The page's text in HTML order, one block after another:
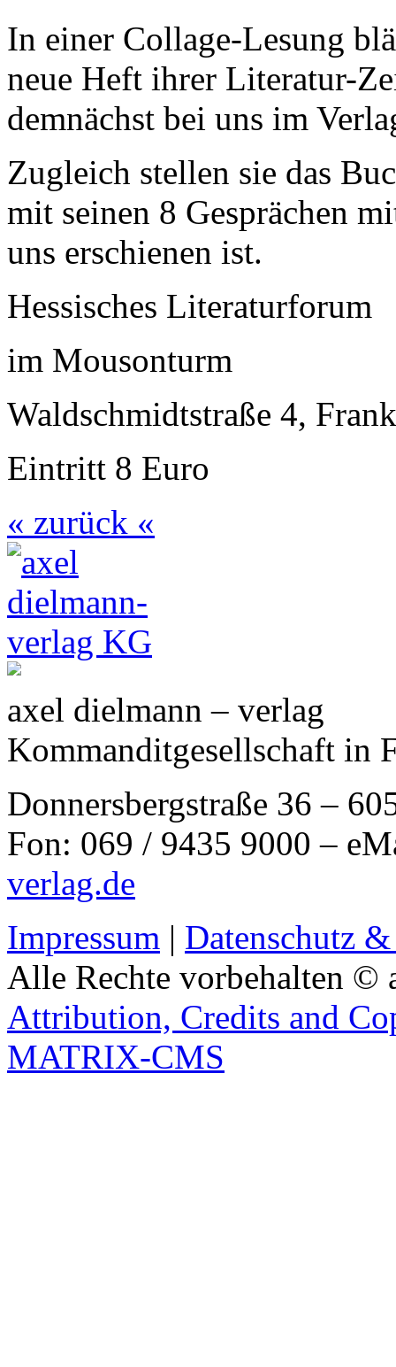
In einer Collage-Lesung
neue Heft ihrer Literatur-
demnächst bei uns im
Zugleich stellen sie das
mit seinen 8 Gesprächen
uns erschienen ist.
Hessisches Literaturforum
im Mousonturm
Waldschmidtstraße 4,
Eintritt 8 Euro
« zurück «
axel dielmann – verlag
Kommanditgesellschaft in
Donnersbergstraße 36 –
Fon: 069 / 9435 9000 –
verlag.de
Impressum | Datenschutz
Alle Rechte vorbehalten ©
Attribution, Credits and
MATRIX-CMS